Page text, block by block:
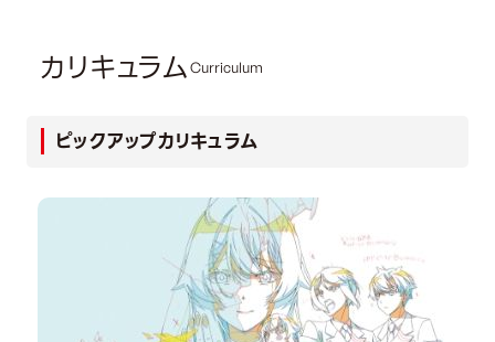
カリキュラムCurriculum
ピックアップカリキュラム